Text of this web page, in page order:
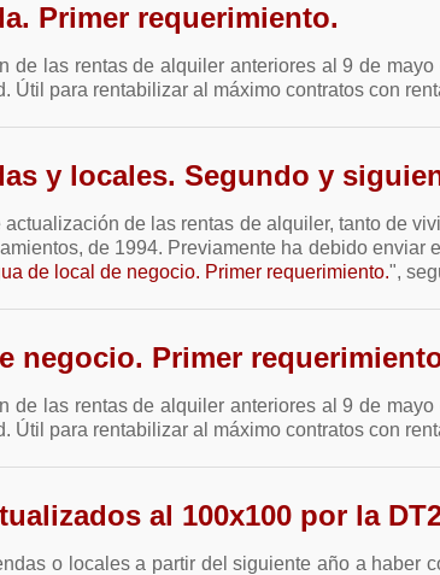
Primer requerimiento.
las rentas de alquiler anteriores al 9 de
para rentabilizar al máximo contratos con
y locales. Segundo y
de las rentas de alquiler, tanto de
de 1994. Previamente ha debido enviar
de local de negocio. Primer requerimiento.",
negocio. Primer
las rentas de alquiler anteriores al 9 de
para rentabilizar al máximo contratos con
al 100x100 por la
o locales a partir del siguiente año a haber